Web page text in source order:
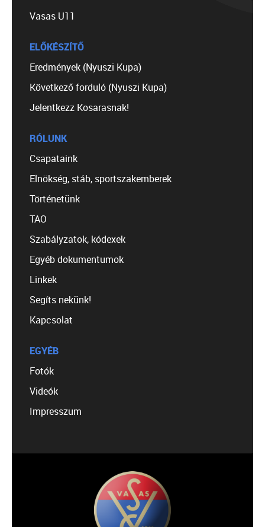
Vasas U11
ELŐKÉSZÍTŐ
Eredmények (Nyuszi Kupa)
Következő forduló (Nyuszi Kupa)
Jelentkezz Kosarasnak!
RÓLUNK
Csapataink
Elnökség, stáb, sportszakemberek
Történetünk
TAO
Szabályzatok, kódexek
Egyéb dokumentumok
Linkek
Segíts nekünk!
Kapcsolat
EGYÉB
Fotók
Videók
Impresszum